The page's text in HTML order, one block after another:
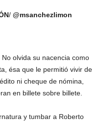
/ @msanchezlimon
olvida su nacencia como
ésa que le permitió vivir de
ni cheque de nómina,
en billete sobre billete.
y tumbar a Roberto